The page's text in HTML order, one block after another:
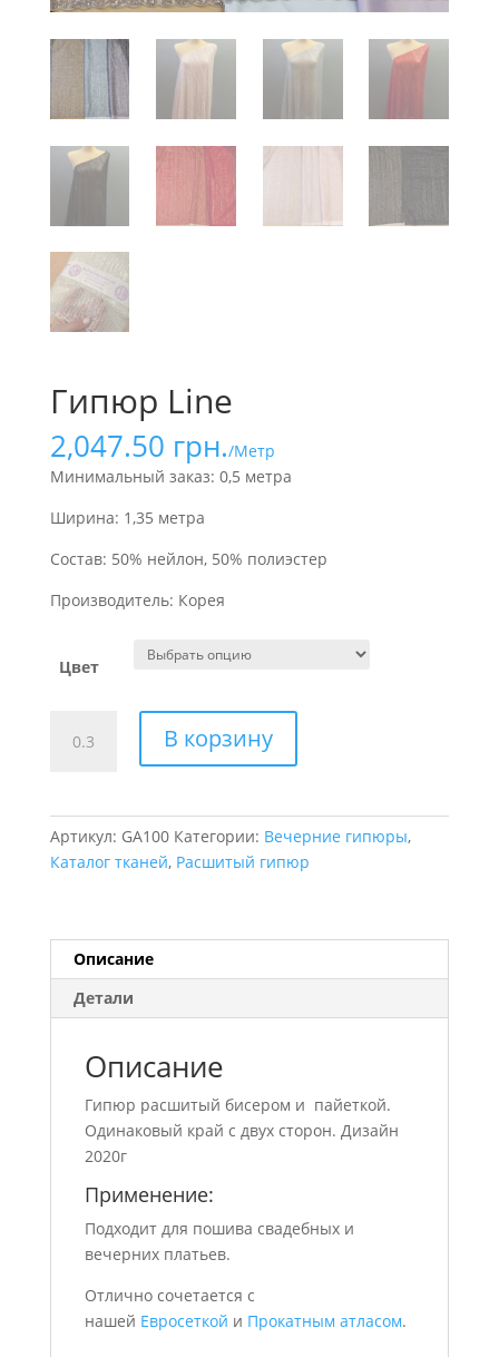
Гипюр Line
2,047.50 грн./Метр
Минимальный заказ: 0,5 метра
Ширина: 1,35 метра
Состав: 50% нейлон, 50% полиэстер
Производитель: Корея
Цвет
товара
В корзину
Артикул: GA100 Категории: Вечерние гипюры,
Каталог тканей, Расшитый гипюр
Описание
Детали
Описание
Гипюр расшитый бисером и пайеткой.
Одинаковый край с двух сторон. Дизайн
2020г
Применение:
Подходит для пошива свадебных и
вечерних платьев.
Отлично сочетается с
нашей Евросеткой и Прокатным атласом.